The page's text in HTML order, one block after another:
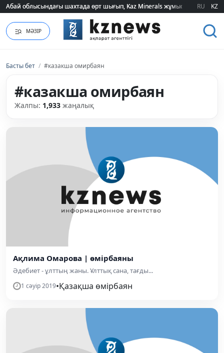
Абай облысындағы шахтада өрт шығып, Kaz Minerals жұмысшылары
Абай облысындағы шахтада өрт шығып, Kaz Minerals жұмысшылары
RU KZ
МӘЗІР
Басты бет / #казакша омирбаян
#казакша омирбаян
Жалпы: 1,933 жаңалық
Ақлима Омарова | өмірбаяны
Әдебиет - ұлттың жаны. Ұлттық сана, тағды...
1 сәуір 2019•Қазақша өмірбаян